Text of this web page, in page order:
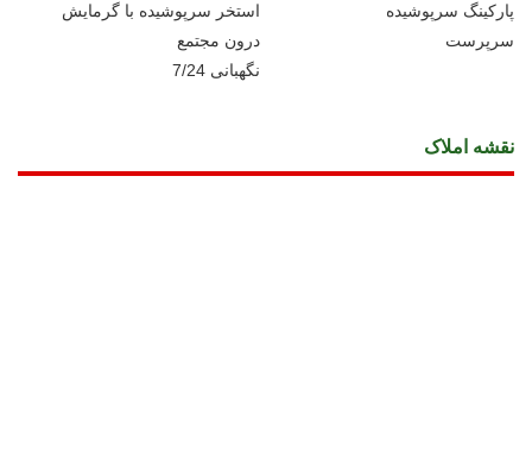
استخر سرپوشیده با گرمایش
پارکینگ سرپوشیده
درون مجتمع
سرپرست
نگهبانی 7/24
نقشه املاک